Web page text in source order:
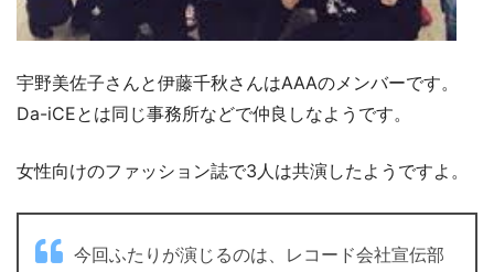
宇野美佐子さんと伊藤千秋さんはAAAのメンバーです。
Da-iCEとは同じ事務所などで仲良しなようです。
女性向けのファッション誌で3人は共演したようですよ。
今回ふたりが演じるのは、レコード会社宣伝部